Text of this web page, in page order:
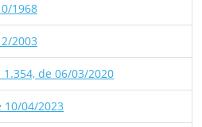
1968
2003
de 06/03/2020
10/04/2023